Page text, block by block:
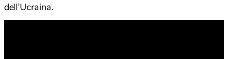
dell’Ucraina.